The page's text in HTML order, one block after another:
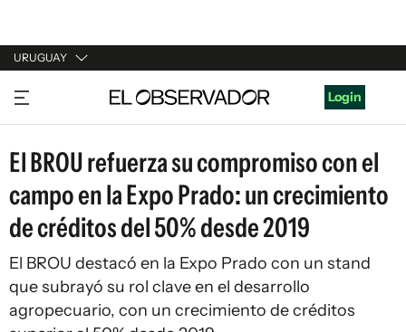
URUGUAY
URUGUAY
ARGENTINA
ESPAÑA
ESTADOS UNIDOS
Login
El BROU refuerza su compromiso con el
campo en la Expo Prado: un crecimiento
de créditos del 50% desde 2019
El BROU destacó en la Expo Prado con un stand
que subrayó su rol clave en el desarrollo
agropecuario, con un crecimiento de créditos